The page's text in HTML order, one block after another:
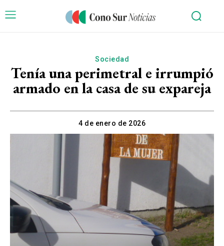
Sociedad
Tenía una perimetral e irrumpió
armado en la casa de su expareja
4 de enero de 2026